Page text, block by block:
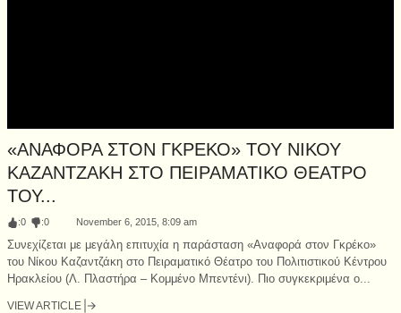
«ΑΝΑΦΟΡΑ ΣΤΟΝ ΓΚΡΕΚΟ» ΤΟΥ ΝΙΚΟΥ
ΚΑΖΑΝΤΖΑΚΗ ΣΤΟ ΠΕΙΡΑΜΑΤΙΚΟ ΘΕΑΤΡΟ
ΤΟΥ...
:0 :0 November 6, 2015, 8:09 am
Συνεχίζεται με μεγάλη επιτυχία η παράσταση «Αναφορά στον Γκρέκο»
του Νίκου Καζαντζάκη στο Πειραματικό Θέατρο του Πολιτιστικού Κέντρου
Ηρακλείου (Λ. Πλαστήρα – Κομμένο Μπεντένι). Πιο συγκεκριμένα ο...
VIEW ARTICLE